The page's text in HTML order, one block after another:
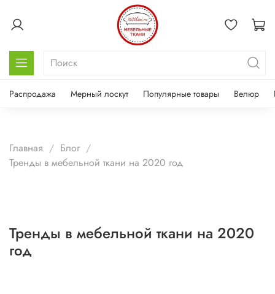
Распродажа Мерный лоскут Популярные товары Велюр
Главная
Блог
Тренды в мебельной ткани на 2020 год
Тренды в мебельной ткани на 2020
год